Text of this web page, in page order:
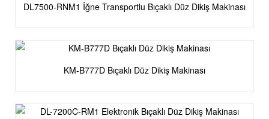
DL7500-RNM1 İğne Transportlu Bıçaklı Düz Dikiş Makinası
KM-B777D Bıçaklı Düz Dikiş Makinası